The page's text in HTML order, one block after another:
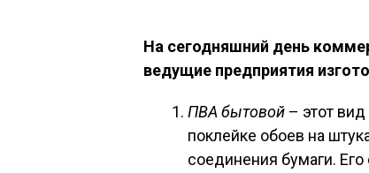
На сегодняшний день
ведущие предприятия
ПВА бытовой – этот
поклейке обоев на
соединения бумаги.